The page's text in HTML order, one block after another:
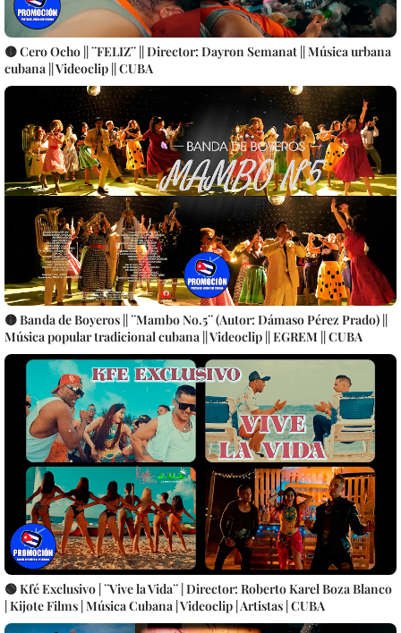
🟡 Cero Ocho || ¨FELIZ¨ || Director: Dayron Semanat || Música urbana
cubana || Videoclip || CUBA
🟡 Banda de Boyeros || ¨Mambo No.5¨ (Autor: Dámaso Pérez Prado) ||
Música popular tradicional cubana || Videoclip || EGREM || CUBA
🟢 Kfé Exclusivo | ¨Vive la Vida¨ | Director: Roberto Karel Boza Blanco
| Kijote Films | Música Cubana | Videoclip | Artistas | CUBA